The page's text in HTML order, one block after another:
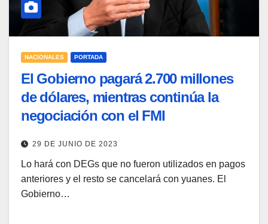
NACIONALES PORTADA
El Gobierno pagará 2.700 millones
de dólares, mientras continúa la
negociación con el FMI
29 DE JUNIO DE 2023
Lo hará con DEGs que no fueron utilizados en pagos
anteriores y el resto se cancelará con yuanes. El
Gobierno…